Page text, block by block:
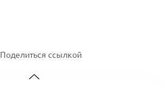
Поделиться ссылкой